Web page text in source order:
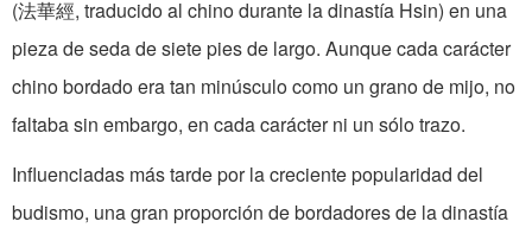
(法華經, traducido al chino durante la dinastía Hsin) en una
pieza de seda de siete pies de largo. Aunque cada carácter
chino bordado era tan minúsculo como un grano de mijo, no
faltaba sin embargo, en cada carácter ni un sólo trazo.
Influenciadas más tarde por la creciente popularidad del
budismo, una gran proporción de bordadores de la dinastía